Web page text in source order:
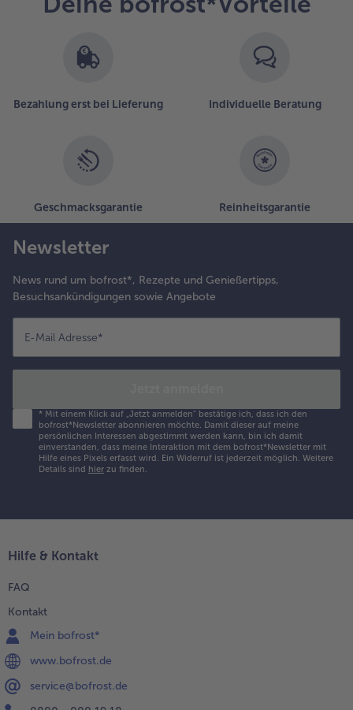
Bezahlung erst bei Lieferung Individuelle Beratung
Geschmacksgarantie Reinheitsgarantie
Newsletter
News rund um bofrost*, Rezepte und Genießertipps,
Besuchsankündigungen sowie Angebote
E-Mail Adresse*
* Mit einem Klick auf „Jetzt anmelden" bestätige ich, dass ich den
bofrost*Newsletter abonnieren möchte. Damit dieser auf meine
persönlichen Interessen abgestimmt werden kann, bin ich damit
einverstanden, dass meine Interaktion mit dem bofrost*Newsletter mit
Hilfe eines Pixels erfasst wird. Ein Widerruf ist jederzeit möglich. Weitere
Details sind hier zu finden.
Hilfe & Kontakt
FAQ
Kontakt
Mein bofrost*
www.bofrost.de
service@bofrost.de